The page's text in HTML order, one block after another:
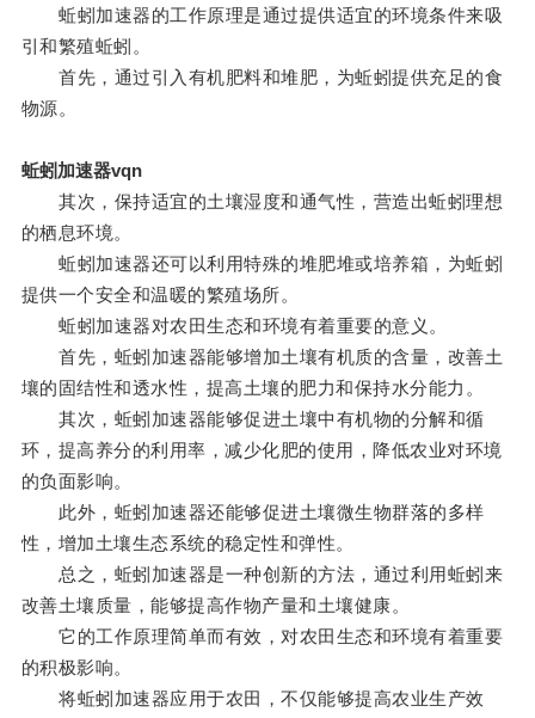
蚯蚓加速器的工作原理是通过提供适宜的环境条件来吸
引和繁殖蚯蚓。
首先，通过引入有机肥料和堆肥，为蚯蚓提供充足的食
物源。
蚯蚓加速器vqn
其次，保持适宜的土壤湿度和通气性，营造出蚯蚓理想
的栖息环境。
蚯蚓加速器还可以利用特殊的堆肥堆或培养箱，为蚯蚓
提供一个安全和温暖的繁殖场所。
蚯蚓加速器对农田生态和环境有着重要的意义。
首先，蚯蚓加速器能够增加土壤有机质的含量，改善土
壤的固结性和透水性，提高土壤的肥力和保持水分能力。
其次，蚯蚓加速器能够促进土壤中有机物的分解和循
环，提高养分的利用率，减少化肥的使用，降低农业对环境
的负面影响。
此外，蚯蚓加速器还能够促进土壤微生物群落的多样
性，增加土壤生态系统的稳定性和弹性。
总之，蚯蚓加速器是一种创新的方法，通过利用蚯蚓来
改善土壤质量，能够提高作物产量和土壤健康。
它的工作原理简单而有效，对农田生态和环境有着重要
的积极影响。
将蚯蚓加速器应用于农田，不仅能够提高农业生产效